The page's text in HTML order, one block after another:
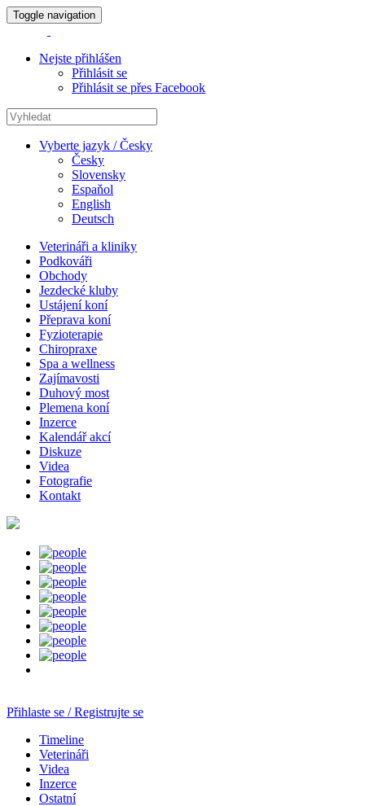
Toggle navigation
Nejste přihlášen
Přihlásit se
Přihlásit se přes Facebook
Vyberte jazyk / Česky
Česky
Slovensky
Espaňol
English
Deutsch
Veterináři a kliniky
Podkováři
Obchody
Jezdecké kluby
Ustájení koní
Přeprava koní
Fyzioterapie
Chiropraxe
Spa a wellness
Zajímavosti
Duhový most
Plemena koní
Inzerce
Kalendář akcí
Diskuze
Videa
Fotografie
Kontakt
Přihlaste se / Registrujte se
Timeline
Veterináři
Videa
Inzerce
Ostatní